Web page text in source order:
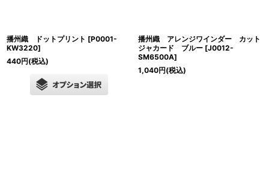
播州織 ドットプリント [P0001-
KW3220]
440円(税込)
播州織 アレンジワインダー カット
ジャカード ブルー [J0012-
SM6500A]
1,040円(税込)